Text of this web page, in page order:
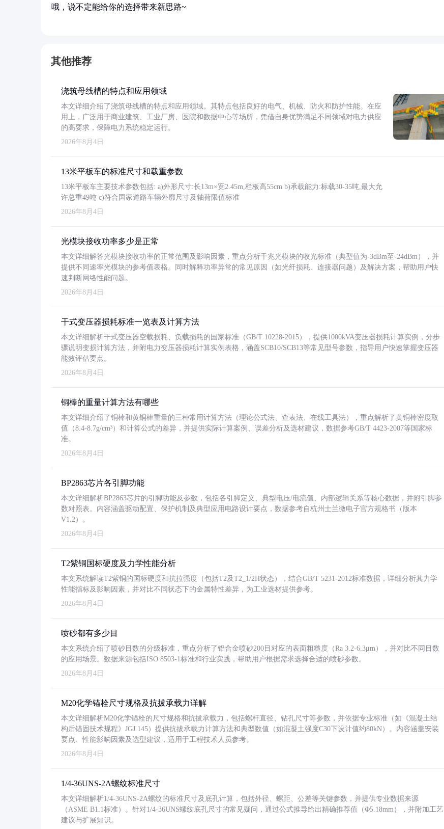
哦，说不定能给你的选择带来新思路~
其他推荐
浇筑母线槽的特点和应用领域
本文详细介绍了浇筑母线槽的特点和应用领域。其特点包括良好的电气、机械、防火和防护性能。在应
用上，广泛用于商业建筑、工业厂房、医院和数据中心等场所，凭借自身优势满足不同领域对电力供应
的高要求，保障电力系统稳定运行。
2026年8月4日
13米平板车的标准尺寸和载重参数
13米平板车主要技术参数包括: a)外形尺寸:长13m×宽2.45m,栏板高55cm b)承载能力:标载30-35吨,最大允
许总重49吨 c)符合国家道路车辆外廓尺寸及轴荷限值标准
2026年8月4日
光模块接收功率多少是正常
本文详细解答光模块接收功率的正常范围及影响因素，重点分析千兆光模块的收光标准（典型值为-3dBm至-24dBm），并
提供不同速率光模块的参考值表格。同时解释功率异常的常见原因（如光纤损耗、连接器问题）及解决方案，帮助用户快
速判断网络性能问题。
2026年8月4日
干式变压器损耗标准一览表及计算方法
本文详细解析干式变压器空载损耗、负载损耗的国家标准（GB/T 10228-2015），提供1000kVA变压器损耗计算实例，分步
骤说明变损计算方法，并附电力变压器损耗计算实例表格，涵盖SCB10/SCB13等常见型号参数，指导用户快速掌握变压器
能效评估要点。
2026年8月4日
铜棒的重量计算方法有哪些
本文详细介绍了铜棒和黄铜棒重量的三种常用计算方法（理论公式法、查表法、在线工具法），重点解析了黄铜棒密度取
值（8.4-8.7g/cm³）和计算公式的差异，并提供实际计算案例、误差分析及选材建议，数据参考GB/T 4423-2007等国家标
准。
2026年8月4日
BP2863芯片各引脚功能
本文详细解析BP2863芯片的引脚功能及参数，包括各引脚定义、典型电压/电流值、内部逻辑关系等核心数据，并附引脚参
数对照表。内容涵盖驱动配置、保护机制及典型应用电路设计要点，数据参考自杭州士兰微电子官方规格书（版本
V1.2）。
2026年8月4日
T2紫铜国标硬度及力学性能分析
本文系统解读T2紫铜的国标硬度和抗拉强度（包括T2及T2_1/2H状态），结合GB/T 5231-2012标准数据，详细分析其力学
性能指标及影响因素，并对比不同状态下的金属特性差异，为工业选材提供参考。
2026年8月4日
喷砂都有多少目
本文系统介绍了喷砂目数的分级标准，重点分析了铝合金喷砂200目对应的表面粗糙度（Ra 3.2-6.3μm），并对比不同目数
的应用场景。数据来源包括ISO 8503-1标准和行业实践，帮助用户根据需求选择合适的喷砂参数。
2026年8月4日
M20化学锚栓尺寸规格及抗拔承载力详解
本文详细解析M20化学锚栓的尺寸规格和抗拔承载力，包括螺杆直径、钻孔尺寸等参数，并依据专业标准（如《混凝土结
构后锚固技术规程》JGJ 145）提供抗拔承载力计算方法和典型数值（如混凝土强度C30下设计值约80kN）。内容涵盖安装
要点、性能影响因素及选型建议，适用于工程技术人员参考。
2026年8月4日
1/4-36UNS-2A螺纹标准尺寸
本文详细解析1/4-36UNS-2A螺纹的标准尺寸及底孔计算，包括外径、螺距、公差等关键参数，并提供专业数据来源
（ASME B1.1标准）。针对1/4-36UNS螺纹底孔尺寸的常见疑问，通过公式推导给出精确推荐值（Φ5.18mm），并附加工艺
建议与扩展知识。